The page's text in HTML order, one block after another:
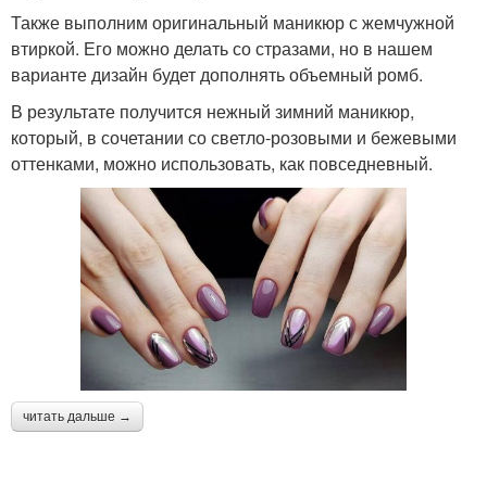
Также выполним оригинальный маникюр с жемчужной
втиркой. Его можно делать со стразами, но в нашем
варианте дизайн будет дополнять объемный ромб.
В результате получится нежный зимний маникюр,
который, в сочетании со светло-розовыми и бежевыми
оттенками, можно использовать, как повседневный.
читать дальше →